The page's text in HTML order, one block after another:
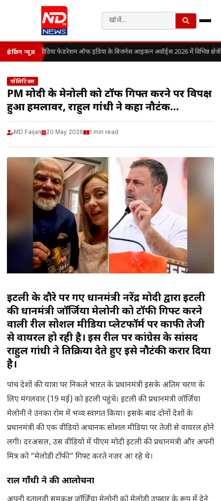
ब्रेकिंग न्यूज़ मीडिया फेडरेशन ऑफ इंडिया के बिजनेस आइकन अवॉर्ड्स 2026 में विभिन्न
पॉलिटिक्स
PM मोदी के मेनोली को टॉफी गिफ्त करने पर विपक्ष
हुआ हमलावर, राहुल गांधी ने कहा नौटंकी…
MD Faijan 20 May 2026 1 min read
इटली के दौरे पर गए प्रधानमंत्री नरेंद्र मोदी द्वारा इटली
की प्रधानमंत्री जॉर्जिया मेलोनी को टॉफी गिफ्ट करने
वाली रील सोशल मीडिया प्लेटफॉर्म पर काफी तेजी
से वायरल हो रही है। इस रील पर कांग्रेस के सांसद
राहुल गांधी ने प्रतिक्रिया देते हुए इसे नौटंकी करार दिया
है।
पांच देशों की यात्रा पर निकले भारत के प्रधानमंत्री इसके अंतिम चरण के
लिए मंगलवार (19 मई) को इटली पहुंचे। इटली की प्रधानमंत्री जॉर्जिया
मेलोनी ने उनका रोम में भव्य स्वागत किया। इसके बाद दोनों देशों के
प्रधानमंत्री की एक वीडियो अचानक सोशल मीडिया पर तेजी से वायरल होने
लगी। दरअसल, उस वीडियो में पीएम मोदी इटली की प्रधानमंत्री और अपनी
मित्र को “मेलोडी टॉफी” गिफ्ट करते नजर आ रहे थे।
राहुल गाँधी ने की आलोचना